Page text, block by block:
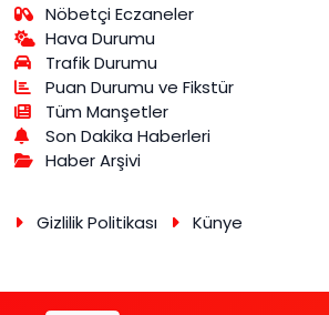
Nöbetçi Eczaneler
Hava Durumu
Trafik Durumu
Puan Durumu ve Fikstür
Tüm Manşetler
Son Dakika Haberleri
Haber Arşivi
Gizlilik Politikası Künye